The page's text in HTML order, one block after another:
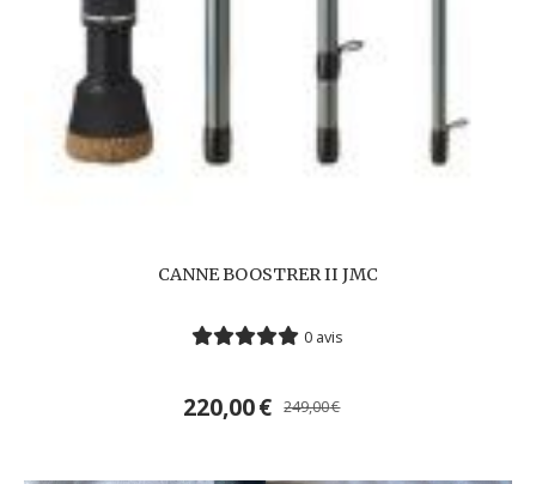
CANNE BOOSTRER II JMC
0 avis
220,00€ 249,00€